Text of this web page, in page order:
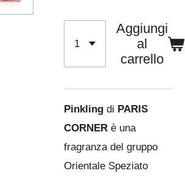
Aggiungi
al
carrello
Pinkling di PARIS
CORNER è una
fragranza del gruppo
Orientale Speziato